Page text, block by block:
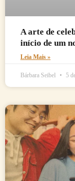
A arte de
início de um
Leia Mais »
Bárbara Seibel 5